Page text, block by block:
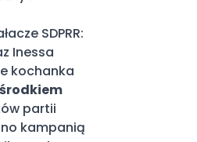
SDPRR:
Inessa
kochanka
partii
kampanią